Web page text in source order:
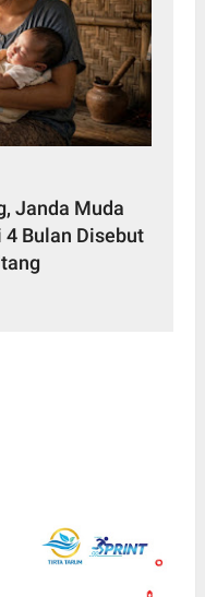
Janda Muda
Bulan Disebut